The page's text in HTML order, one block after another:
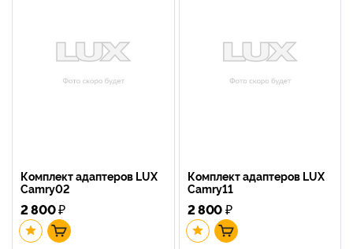
Комплект адаптеров LUX
Camry02
2 800₽
Комплект адаптеров LUX
Camry11
2 800₽